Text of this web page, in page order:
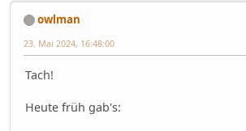
owlman
23. Mai 2024, 16:48:00
Tach!
Heute früh gab's: